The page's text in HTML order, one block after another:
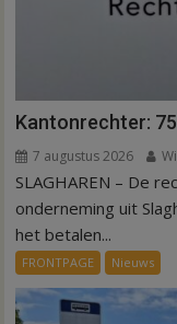
Kantonrechter:
7 augustus 2026
SLAGHAREN – De
onderneming uit
het betalen...
FRONTPAGE Nieuws